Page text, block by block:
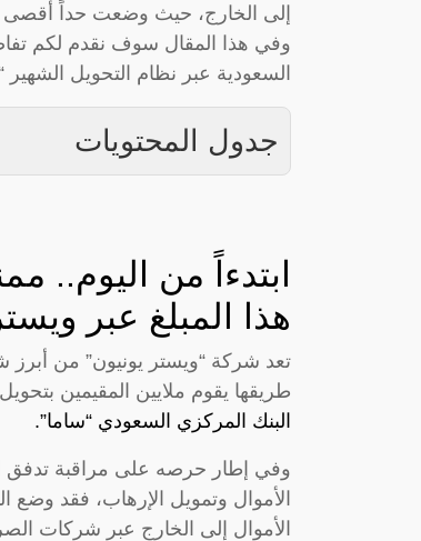
إلى الخارج، حيث وضعت حداً
وفي هذا المقال سوف نقدم لكم
السعودية عبر نظام التحويل الشهير
جدول المحتويات
ابتدءاً من اليوم..
هذا المبلغ عبر
تعد شركة “ويستر يونيون” من أبرز
طريقها يقوم ملايين المقيمين
البنك المركزي السعودي “ساما”.
وفي إطار حرصه على مراقبة تدفق
الأموال وتمويل الإرهاب، فقد
الأموال إلى الخارج عبر شركات